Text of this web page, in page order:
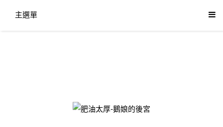
主選單
肥油太厚-鵝娘的後宮